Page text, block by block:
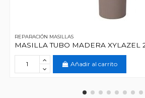
REPARACIÓN MASILLAS
MASILLA TUBO MADERA XYLAZEL
Añadir al carrito